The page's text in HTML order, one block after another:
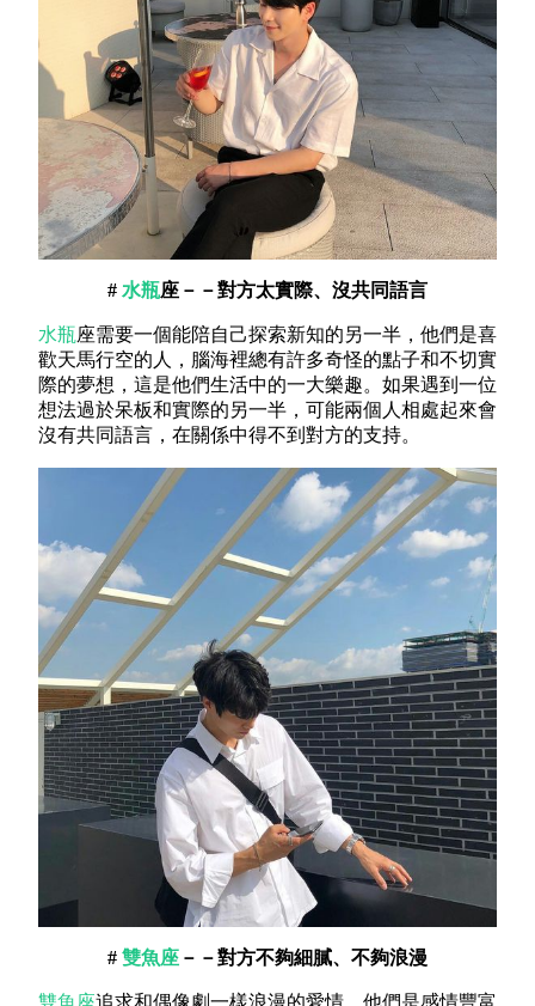
# 水瓶座－－對方太實際、沒共同語言
水瓶座需要一個能陪自己探索新知的另一半，他們是喜
歡天馬行空的人，腦海裡總有許多奇怪的點子和不切實
際的夢想，這是他們生活中的一大樂趣。如果遇到一位
想法過於呆板和實際的另一半，可能兩個人相處起來會
沒有共同語言，在關係中得不到對方的支持。
# 雙魚座 －－對方不夠細膩、不夠浪漫
雙魚座追求和偶像劇一樣浪漫的愛情，他們是感情豐富